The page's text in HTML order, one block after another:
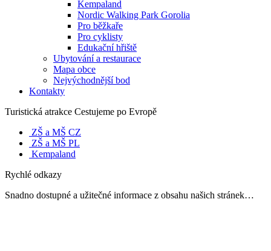
Kempaland
Nordic Walking Park Gorolia
Pro běžkaře
Pro cyklisty
Edukační hřiště
Ubytování a restaurace
Mapa obce
Nejvýchodnější bod
Kontakty
Turistická atrakce Cestujeme po Evropě
ZŠ a MŠ CZ
ZŠ a MŠ PL
Kempaland
Rychlé odkazy
Snadno dostupné a užitečné informace z obsahu našich stránek…